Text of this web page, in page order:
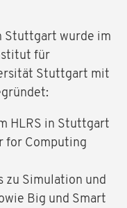
Stuttgart wurde im
für
Stuttgart mit
HLRS in Stuttgart
for Computing
zu Simulation und
Big und Smart